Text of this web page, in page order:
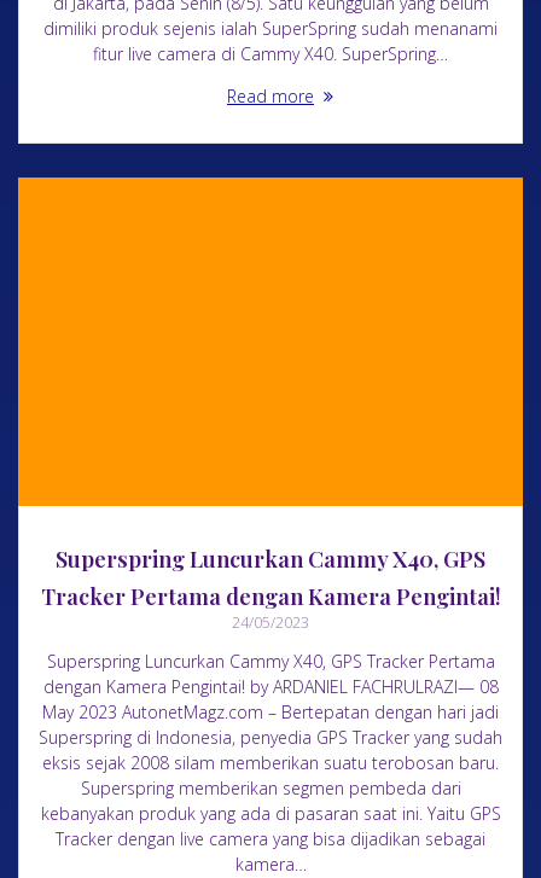
dimiliki produk sejenis ialah SuperSpring sudah menanami
fitur live camera di Cammy X40. SuperSpring…
Read more
Superspring Luncurkan Cammy X40, GPS
Tracker Pertama dengan Kamera Pengintai!
24/05/2023
Superspring Luncurkan Cammy X40, GPS Tracker Pertama
dengan Kamera Pengintai! by ARDANIEL FACHRULRAZI— 08
May 2023 AutonetMagz.com – Bertepatan dengan hari jadi
Superspring di Indonesia, penyedia GPS Tracker yang sudah
eksis sejak 2008 silam memberikan suatu terobosan baru.
Superspring memberikan segmen pembeda dari
kebanyakan produk yang ada di pasaran saat ini. Yaitu GPS
Tracker dengan live camera yang bisa dijadikan sebagai
kamera…